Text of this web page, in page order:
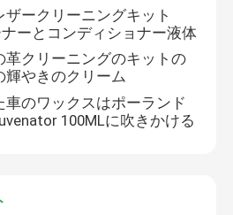
ークリーニングキット
ーとコンディショナー液体
革クリーニングのキットの
輝やきのクリーム
車のワックスはポーランド
100MLに吹きかける